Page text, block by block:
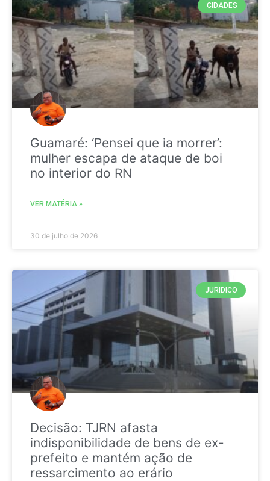
CIDADES
Guamaré: ‘Pensei que ia morrer’:
mulher escapa de ataque de boi
no interior do RN
VER MATÉRIA »
30 de julho de 2026
JURIDICO
Decisão: TJRN afasta
indisponibilidade de bens de ex-
prefeito e mantém ação de
ressarcimento ao erário